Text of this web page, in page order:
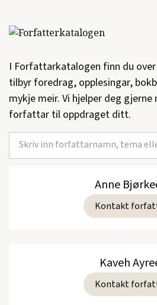
I Forfattarkatalogen finn du
tilbyr foredrag, opplesingar,
mykje meir. Vi hjelper deg
forfattar til oppdraget ditt.
Anne
Kontakt
Kaveh
Kontakt